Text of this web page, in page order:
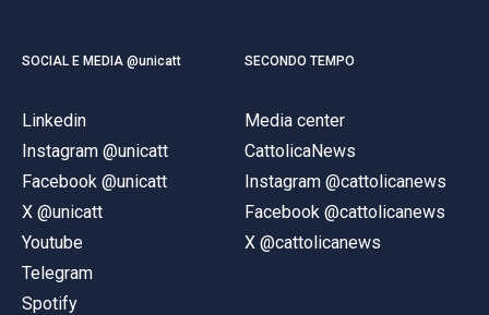
SOCIAL E MEDIA @unicatt
Linkedin
Instagram @unicatt
Facebook @unicatt
X @unicatt
Youtube
Telegram
Spotify
SECONDO TEMPO
Media center
CattolicaNews
Instagram @cattolicanews
Facebook @cattolicanews
X @cattolicanews